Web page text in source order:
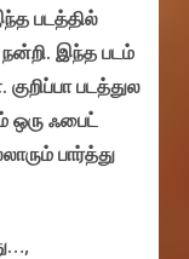
படத்தில்
இந்த படம்
படத்துல
ஒரு ஃபைட்
பார்த்து